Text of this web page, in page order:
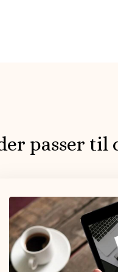
passer til